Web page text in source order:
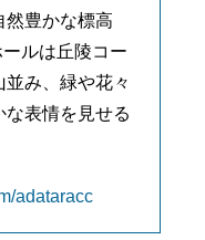
然豊かな標高
ルは丘陵コー
み、緑や花々
表情を見せる
adataracc